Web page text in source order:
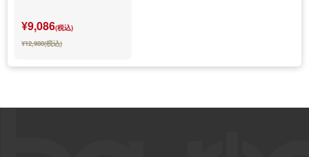
¥9,086(税込)
¥12,980(税込)